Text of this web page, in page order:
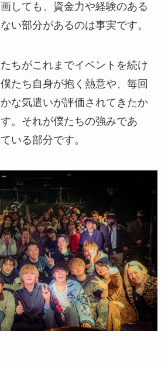
しても、資金力や経験のある
い部分があるのは事実です。
ちがこれまでイベントを続け
たち自身が抱く熱意や、毎回
な気遣いが評価されてきたか
。それが僕たちの強みであ
いる部分です。